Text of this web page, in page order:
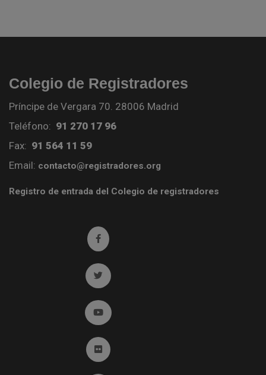
Colegio de Registradores
Príncipe de Vergara 70. 28006 Madrid
Teléfono: 91 270 17 96
Fax: 91 564 11 59
Email: contacto@registradores.org
Registro de entrada del Colegio de registradores
Ir a facebook (abre en ventana nueva)
Ir a twitter (abre en ventana nueva)
Ir a YouTube (abre en ventana nueva)
Ir a Flickr (abre en ventana nueva)